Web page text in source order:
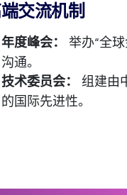
交流机制
年度峰会：
举办“全
沟通。
技术委员会：
组建由
的国际先进性。